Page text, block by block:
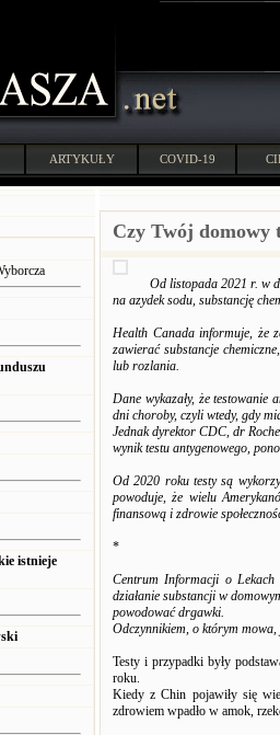
ARTYKUŁY COVID-19
istnieje
Czy Twój domowy
Od listopada 2021 r. w
na azydek sodu, substancję
Health Canada informuje, że
zawierać substancje
lub rozlania.
Dane wykazały, że testowanie
dni choroby, czyli wtedy, gdy
Jednak dyrektor CDC, dr
wynik testu antygenowego,
Od 2020 roku testy są
powoduje, że wielu
finansową i zdrowie
*
Centrum Informacji o Lekach
działanie substancji w
powodować drgawki.
Odczynnikiem, o którym mowa,
Testy i przypadki były
roku.
Kiedy z Chin pojawiły się
zdrowiem wpadło w amok,